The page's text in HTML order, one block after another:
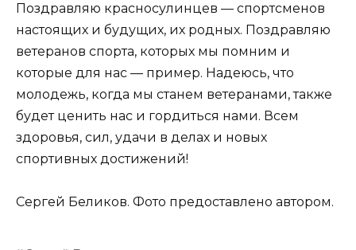
Поздравляю красносулинцев — спортсменов
настоящих и будущих, их родных. Поздравляю
ветеранов спорта, которых мы помним и
которые для нас — пример. Надеюсь, что
молодежь, когда мы станем ветеранами, также
будет ценить нас и гордиться нами. Всем
здоровья, сил, удачи в делах и новых
спортивных достижений!
Сергей Беликов. Фото предоставлено автором.